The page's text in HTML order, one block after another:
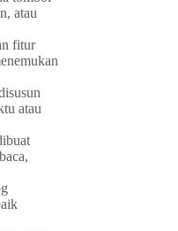
atau
fitur
atau